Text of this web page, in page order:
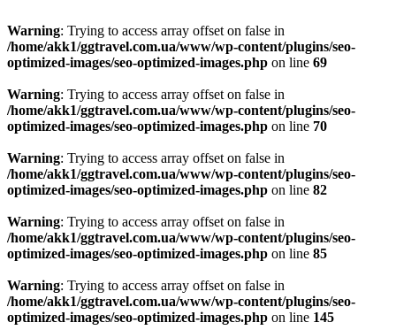
Warning: Trying to access array offset on false in
/home/akk1/ggtravel.com.ua/www/wp-content/plugins/seo-
optimized-images/seo-optimized-images.php on line 69
Warning: Trying to access array offset on false in
/home/akk1/ggtravel.com.ua/www/wp-content/plugins/seo-
optimized-images/seo-optimized-images.php on line 70
Warning: Trying to access array offset on false in
/home/akk1/ggtravel.com.ua/www/wp-content/plugins/seo-
optimized-images/seo-optimized-images.php on line 82
Warning: Trying to access array offset on false in
/home/akk1/ggtravel.com.ua/www/wp-content/plugins/seo-
optimized-images/seo-optimized-images.php on line 85
Warning: Trying to access array offset on false in
/home/akk1/ggtravel.com.ua/www/wp-content/plugins/seo-
optimized-images/seo-optimized-images.php on line 145